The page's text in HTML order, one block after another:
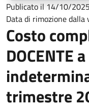
Publicato il14/10/
Data di rimozione dalla
Costo
DOCENTE
trimestre